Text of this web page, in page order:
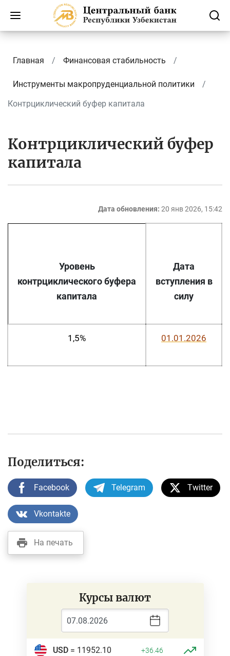
Главная Финансовая стабильность
Инструменты макропруденциальной политики
Контрциклический буфер капитала
Контрциклический буфер
капитала
Дата обновления: 20 янв 2026, 15:42
Уровень
контрциклического буфера
капитала
Дата
вступления в
силу
1,5% 01.01.2026
Поделиться:
Facebook Telegram Twitter
Vkontakte
На печать
Курсы валют
USD= 11952.10 +36.46